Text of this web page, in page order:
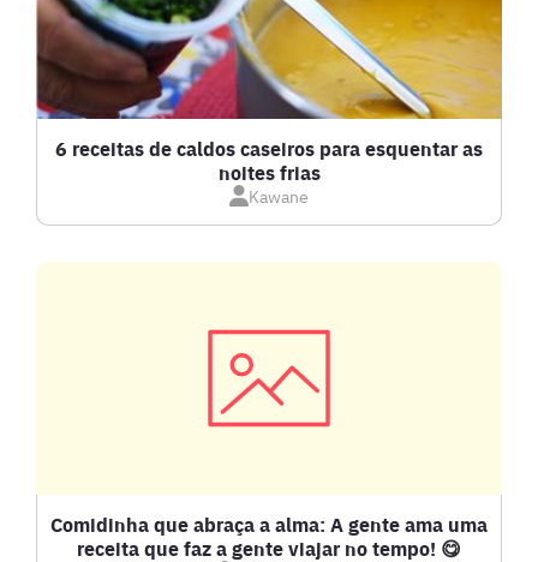
BOLOS E TORTAS
CALDOS
CARNE BOVINA
COMPOTAS E GELEIAS
6 receitas de caldos caseiros para esquentar as
noites frias
Kawane
Comidinha que abraça a alma: A gente ama uma
receita que faz a gente viajar no tempo! 😋